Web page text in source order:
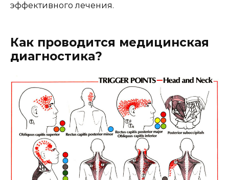
эффективного лечения.
Как проводится медицинская
диагностика?